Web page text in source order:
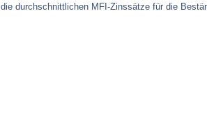
durchschnittlichen MFI-Zinssätze für die